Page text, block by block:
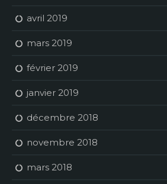
avril 2019
mars 2019
février 2019
janvier 2019
décembre 2018
novembre 2018
mars 2018